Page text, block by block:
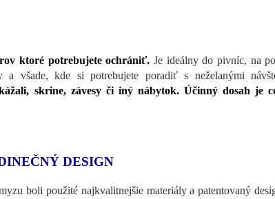
ktoré potrebujete ochrániť. Je ideálny do pivníc, na
a všade, kde si potrebujete poradiť s neželanými
skrine, závesy či iný nábytok. Účinný dosah je
DESIGN
boli použité najkvalitnejšie materiály a patentovaný